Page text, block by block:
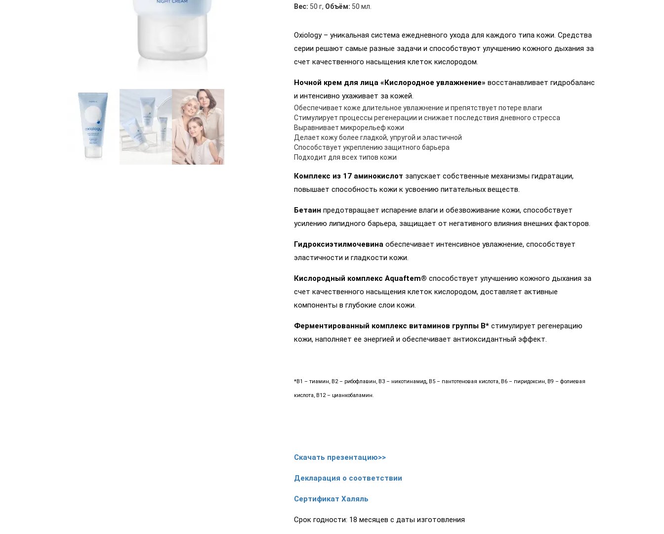
Вес: 50 г, Объём: 50 мл.
Oxiology – уникальная система ежедневного ухода для каждого типа кожи. Средства
серии решают самые разные задачи и способствуют улучшению кожного дыхания за
счет качественного насыщения клеток кислородом.
Ночной крем для лица «Кислородное увлажнение» восстанавливает гидробаланс
и интенсивно ухаживает за кожей.
Обеспечивает коже длительное увлажнение и препятствует потере влаги
Стимулирует процессы регенерации и снижает последствия дневного стресса
Выравнивает микрорельеф кожи
Делает кожу более гладкой, упругой и эластичной
Способствует укреплению защитного барьера
Подходит для всех типов кожи
Комплекс из 17 аминокислот запускает собственные механизмы гидратации,
повышает способность кожи к усвоению питательных веществ.
Бетаин предотвращает испарение влаги и обезвоживание кожи, способствует
усилению липидного барьера, защищает от негативного влияния внешних факторов.
Гидроксиэтилмочевинаобеспечивает интенсивное увлажнение, способствует
эластичности и гладкости кожи.
Кислородный комплекс Aquaftem® способствует улучшению кожного дыхания за
счет качественного насыщения клеток кислородом, доставляет активные
компоненты в глубокие слои кожи.
Ферментированный комплекс витаминов группы B*стимулирует регенерацию
кожи, наполняет ее энергией и обеспечивает антиоксидантный эффект.
*B1 – тиамин, B2 – рибофлавин, B3 – никотинамид, B5 – пантотеновая кислота, B6 – пиридоксин, B9 – фолиевая
кислота, B12 – цианкобаламин.
Скачать презентацию>>
Декларация о соответствии
Сертификат Халяль
Срок годности: 18 месяцев с даты изготовления